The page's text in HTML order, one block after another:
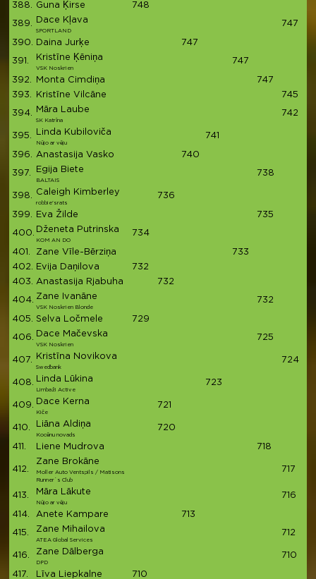
388.
Guna Ķirse 748
389. Dace Kļava
SPORTLAND
747
390. Daina Jurķe 747
391. Kristīne Ķēniņa
VSK Noskrien
747
392. Monta Cimdiņa 747
393.
Kristīne Vilcāne 745
394. Māra Laube
SK Katrīna
742
395. Linda Kubiloviča
Nūjo ar vēju
741
396. Anastasija Vasko 740
397. Egija Biete
BALTAIS
738
398. Caleigh Kimberley
robbie'srats
736
399. Eva Žilde 735
400. Dženeta Putrinska
KOM AN DO
734
401. Zane Vīle-Bērziņa 733
402.
Evija Daņilova 732
403.
Anastasija Rjabuha 732
404. Zane Ivanāne
VSK Noskrien Blonde
732
405. Selva Ločmele 729
406. Dace Mačevska
VSK Noskrien
725
407. Kristīna Novikova
Swedbank
724
408. Linda Lūkina
Limbaži Active
723
409. Dace Kerna
Kiče
721
410. Liāna Aldiņa
Kocēnu novads
720
411. Liene Mudrova 718
412.
Zane Brokāne
Moller Auto Ventspils / Matisons
Runner`s Club
717
413. Māra Lākute
Nūjo ar vēju
716
414. Anete Kampare 713
415. Zane Mihailova
ATEA Global Services
712
416. Zane Dālberga
DPD
710
417. Līva Liepkalne 710